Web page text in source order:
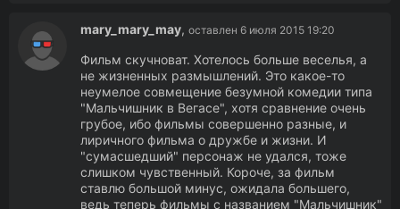
mary_mary_may, оставлен 6 июля 2015 19:20
Фильм скучноват. Хотелось больше веселья, а
не жизненных размышлений. Это какое-то
неумелое совмещение безумной комедии типа
"Мальчишник в Вегасе", хотя сравнение очень
грубое, ибо фильмы совершенно разные, и
лиричного фильма о дружбе и жизни. И
"сумасшедший" персонаж не удался, тоже
слишком чувственный. Короче, за фильм
ставлю большой минус, ожидала большего,
ведь теперь фильмы с названием "Мальчишник"